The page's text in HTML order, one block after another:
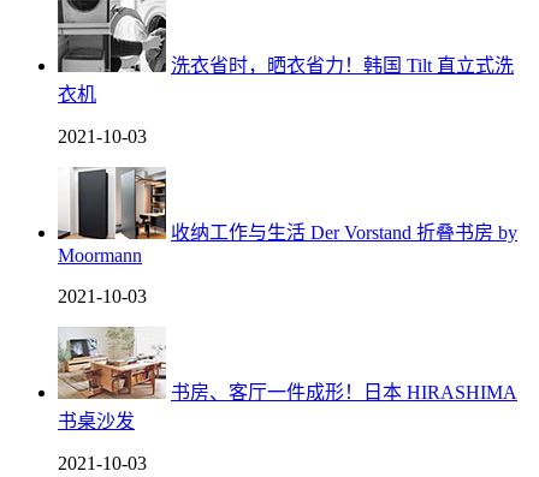
洗衣省时，晒衣省力！韩国 Tilt 直立式洗
衣机
2021-10-03
收纳工作与生活 Der Vorstand 折叠书房 by
Moormann
2021-10-03
书房、客厅一件成形！日本 HIRASHIMA
书桌沙发
2021-10-03